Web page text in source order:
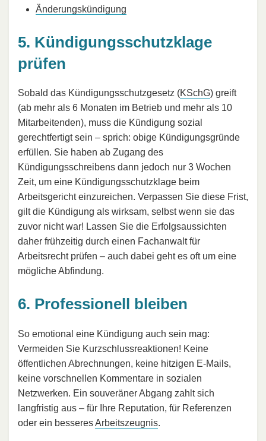
Änderungskündigung
5. Kündigungsschutzklage
prüfen
Sobald das Kündigungsschutzgesetz (KSchG) greift
(ab mehr als 6 Monaten im Betrieb und mehr als 10
Mitarbeitenden), muss die Kündigung sozial
gerechtfertigt sein – sprich: obige Kündigungsgründe
erfüllen. Sie haben ab Zugang des
Kündigungsschreibens dann jedoch nur 3 Wochen
Zeit, um eine Kündigungsschutzklage beim
Arbeitsgericht einzureichen. Verpassen Sie diese Frist,
gilt die Kündigung als wirksam, selbst wenn sie das
zuvor nicht war! Lassen Sie die Erfolgsaussichten
daher frühzeitig durch einen Fachanwalt für
Arbeitsrecht prüfen – auch dabei geht es oft um eine
mögliche Abfindung.
6. Professionell bleiben
So emotional eine Kündigung auch sein mag:
Vermeiden Sie Kurzschlussreaktionen! Keine
öffentlichen Abrechnungen, keine hitzigen E-Mails,
keine vorschnellen Kommentare in sozialen
Netzwerken. Ein souveräner Abgang zahlt sich
langfristig aus – für Ihre Reputation, für Referenzen
oder ein besseresArbeitszeugnis.